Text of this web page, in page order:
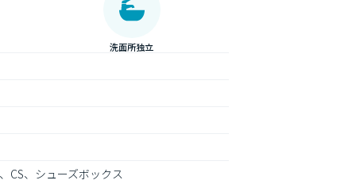
洗面所独立
CS、シューズボックス